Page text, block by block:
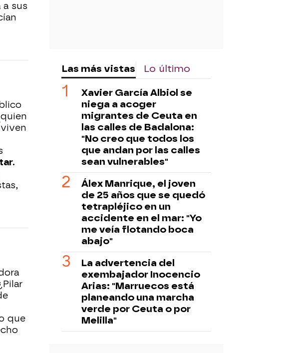
a sus
quien
que
Las más vistas Lo último
Xavier García Albiol se
niega a acoger
migrantes de Ceuta en
las calles de Badalona:
"No creo que todos los
que andan por las calles
sean vulnerables"
Álex Manrique, el joven
de 25 años que se quedó
tetrapléjico en un
accidente en el mar: "Yo
me veía flotando boca
abajo"
La advertencia del
exembajador Inocencio
Arias: "Marruecos está
planeando una marcha
verde por Ceuta o por
Melilla"